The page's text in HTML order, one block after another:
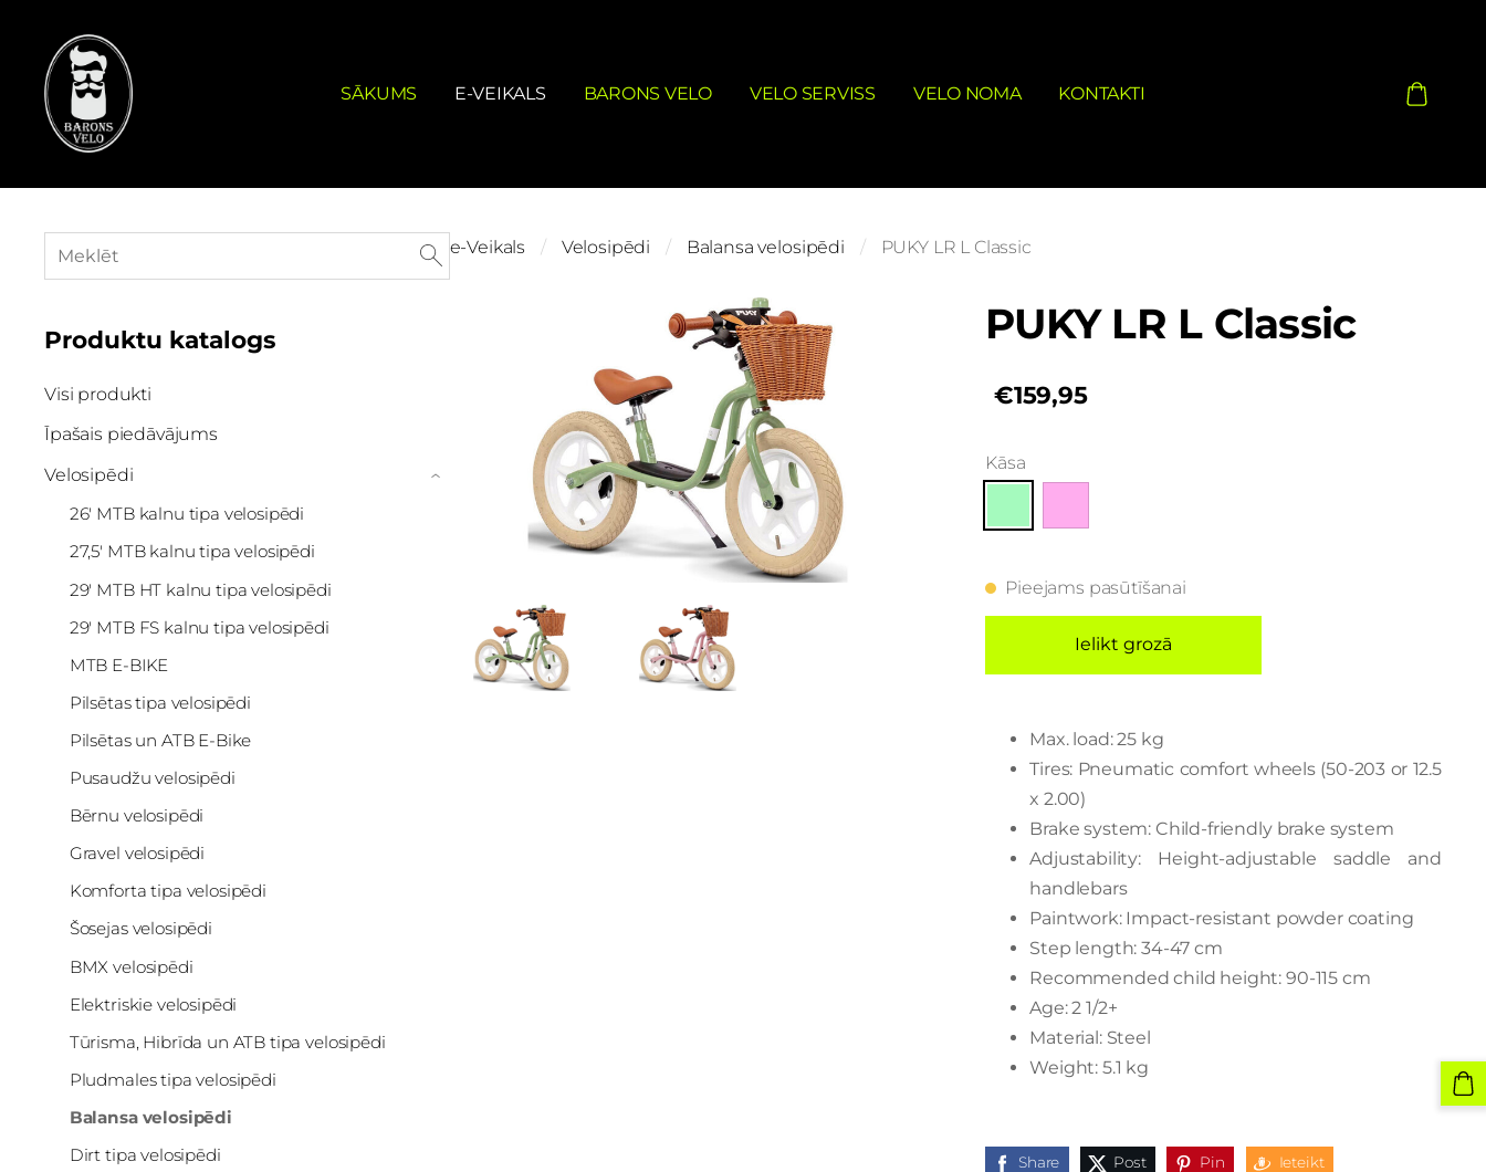
SĀKUMS E-VEIKALS BARONS VELO VELO SERVISS VELO NOMA KONTAKTI
Produktu katalogs
Visi produkti
Īpašais piedāvājums
Velosipēdi
26' MTB kalnu tipa velosipēdi
27,5' MTB kalnu tipa velosipēdi
29' MTB HT kalnu tipa velosipēdi
29' MTB FS kalnu tipa velosipēdi
MTB E-BIKE
Pilsētas tipa velosipēdi
Pilsētas un ATB E-Bike
Pusaudžu velosipēdi
Bērnu velosipēdi
Gravel velosipēdi
Komforta tipa velosipēdi
Šosejas velosipēdi
BMX velosipēdi
Elektriskie velosipēdi
Tūrisma, Hibrīda un ATB tipa velosipēdi
Pludmales tipa velosipēdi
Balansa velosipēdi
Dirt tipa velosipēdi
›
e-Veikals Velosipēdi Balansa velosipēdi PUKY LR L Classic
PUKY LR L Classic
€159,95
Kāsa
Pieejams pasūtīšanai
Ielikt grozā
Max. load: 25 kg
Tires: Pneumatic comfort wheels (50-203 or 12.5
x 2.00)
Brake system: Child-friendly brake system
Adjustability: Height-adjustable saddle and
handlebars
Paintwork: Impact-resistant powder coating
Step length: 34-47 cm
Recommended child height: 90-115 cm
Age: 2 1/2+
Material: Steel
Weight: 5.1 kg
Share Post Pin Ieteikt